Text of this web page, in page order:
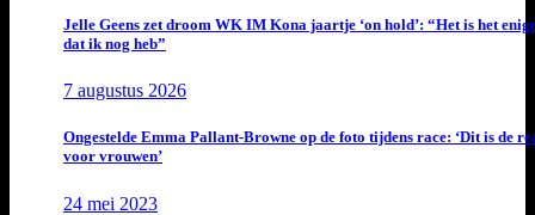
Jelle Geens zet droom WK IM Kona jaartje ‘on hold’: “Het is het
dat ik nog heb”
7 augustus 2026
Ongestelde Emma Pallant-Browne op de foto tijdens race: ‘Dit is de
voor vrouwen’
24 mei 2023